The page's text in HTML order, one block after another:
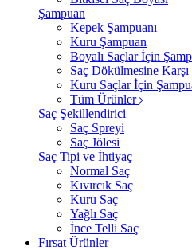
Şampuan
Kepek Şampuanı
Kuru Şampuan
Boyalı Saçlar İçin
Saç Dökülmesine
Kuru Saçlar İçin
Tüm Ürünler
Saç Şekillendirici
Saç Spreyi
Saç Jölesi
Saç Tipi ve İhtiyaç
Normal Saç
Kıvırcık Saç
Kuru Saç
Yağlı Saç
İnce Telli Saç
Fırsat Ürünler